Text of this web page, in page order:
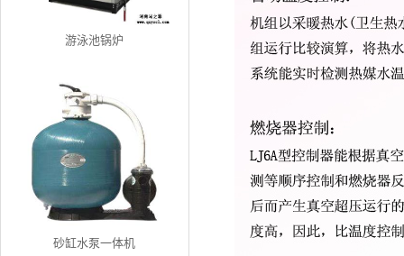
游泳池锅炉
砂缸水泵一体机